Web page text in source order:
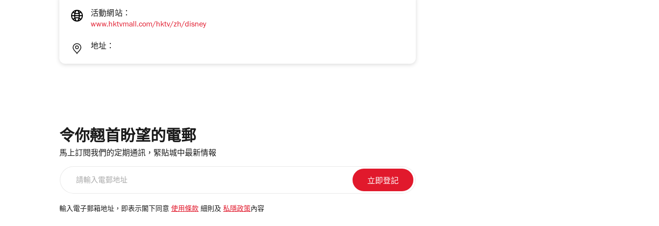
活動網站：
www.hktvmall.com/hktv/zh/disney
地址：
令你翹首盼望的電郵
馬上訂閱我們的定期通訊，緊貼城中最新情報
電
輸入電子郵箱地址，即表示閣下同意 使用條款 細則及 私隱政策 內容